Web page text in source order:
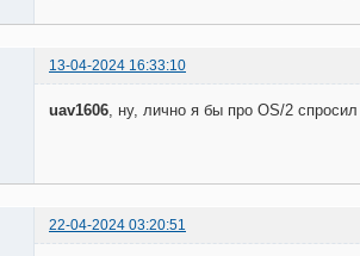
13-04-2024 16:33:10
uav1606 , ну, лично я бы про OS/2 спросил
22-04-2024 03:20:51